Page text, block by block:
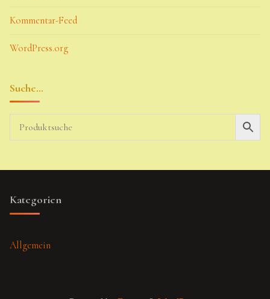
Kommentar-Feed
WordPress.org
Suche…
Kategorien
Allgemein